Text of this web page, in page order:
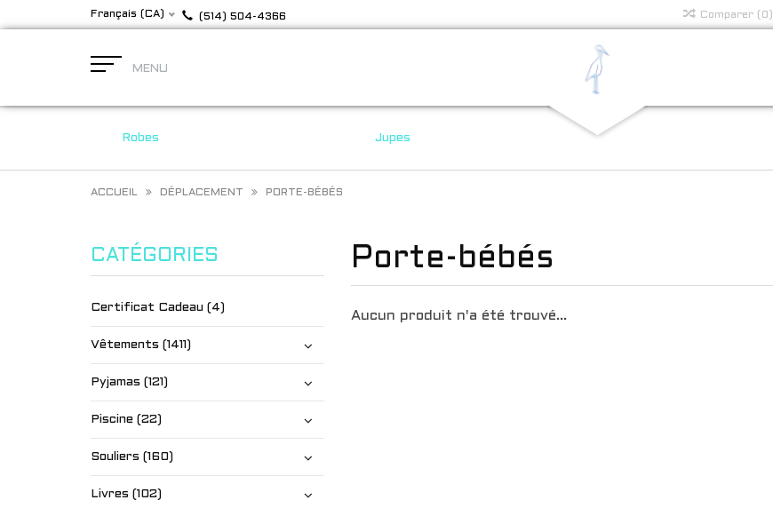
Français (CA) (514) 504-4366 Comparer (0)
MENU
Robes Jupes
ACCUEIL DÉPLACEMENT PORTE-BÉBÉS
CATÉGORIES
Certificat Cadeau (4)
Vêtements (1411)
Pyjamas (121)
Piscine (22)
Souliers (160)
Livres (102)
Porte-bébés
Aucun produit n'a été trouvé...